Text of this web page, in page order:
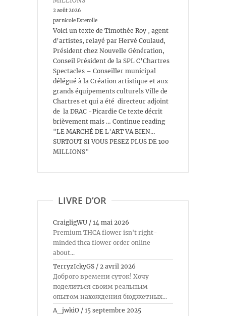
2 août 2026
par nicole Esterolle
Voici un texte de Timothée Roy , agent
d’artistes, relayé par Hervé Coulaud,
Président chez Nouvelle Génération,
Conseil Président de la SPL C’Chartres
Spectacles – Conseiller municipal
délégué à la Création artistique et aux
grands équipements culturels Ville de
Chartres et qui a été directeur adjoint
de la DRAC -Picardie Ce texte décrit
brièvement mais … Continue reading
"LE MARCHÉ DE L’ART VA BIEN…
SURTOUT SI VOUS PESEZ PLUS DE 100
MILLIONS"
LIVRE D’OR
CraigligWU / 14 mai 2026
Premium THCA flower isn't right-
minded thca flower order online
about...
TerryzIckyGS / 2 avril 2026
Доброго времени суток! Хочу
поделиться своим реальным
опытом нахождения бюджетных...
A_jwkiO / 15 septembre 2025